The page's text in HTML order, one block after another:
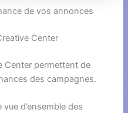
de vos annonces
Center
Center permettent de
des campagnes.
d’ensemble des